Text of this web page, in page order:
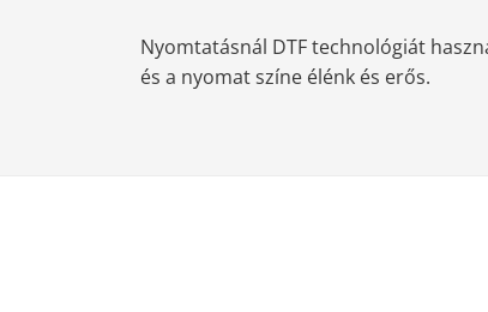
Nyomtatásnál DTF technológiát
és a nyomat színe élénk és erős.